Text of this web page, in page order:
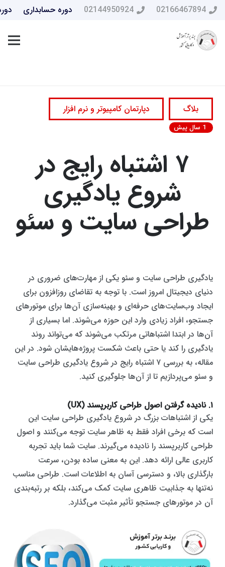
02166467894
02144950924 دوره حسابداری
بلاگ دپارتمان کامپیوتر و نرم افزار
1 سال پیش
۷ اشتباه رایج در
شروع یادگیری
طراحی سایت و سئو
یادگیری طراحی سایت و سئو یکی از مهارت‌های ضروری در
دنیای دیجیتال امروز است. با توجه به تقاضای روزافزون برای
ایجاد وب‌سایت‌های حرفه‌ای و بهینه‌سازی آن‌ها برای موتورهای
جستجو، افراد زیادی وارد این حوزه می‌شوند. اما بسیاری از
آن‌ها در ابتدا اشتباهاتی مرتکب می‌شوند که می‌تواند روند
یادگیری را کند یا حتی باعث شکست پروژه‌هایشان شود. در این
مقاله، به بررسی ۷ اشتباه رایج در شروع یادگیری طراحی سایت
و سئو می‌پردازیم تا از آن‌ها جلوگیری کنید.
۱. نادیده گرفتن اصول طراحی کاربرپسند (UX)
یکی از اشتباهات بزرگ در شروع یادگیری طراحی سایت این
است که برخی افراد فقط به ظاهر سایت توجه می‌کنند و اصول
طراحی کاربرپسند را نادیده می‌گیرند. سایت شما باید تجربه
کاربری عالی ارائه دهد. این به معنی ساده بودن، سرعت
بارگذاری بالا، و دسترسی آسان به اطلاعات است. طراحی مناسب
نه‌تنها به جذابیت ظاهری سایت کمک می‌کند، بلکه بر رتبه‌بندی
آن در موتورهای جستجو تأثیر مثبت می‌گذارد.